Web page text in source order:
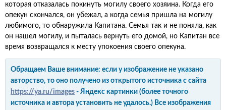
которая отказалась покинуть могилу своего хозяина. Когда его
опекун скончался, он убежал, а когда семья пришла на могилу
любимого, то обнаружила Капитана. Семья так и не поняла, как
он нашел могилу, и пыталась вернуть его домой, но Капитан все
время возвращался к месту упокоения своего опекуна.
Обращаем Ваше внимание: если у изображение не указано
авторство, то оно получено из открытого источника с сайта
https://ya.ru/images - Яндекс картинки (более точного
источника и автора установить не удалось.) Все изображения